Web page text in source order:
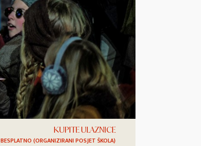
KUPITE ULAZNICE
BESPLATNO (ORGANIZIRANI POSJET ŠKOLA)